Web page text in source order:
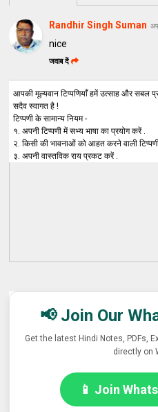
Randhir Singh Suman
nice
जवाब दें
आपकी मूल्यवान टिप्पणियाँ हमें उत्साह और सबल
सदैव स्वागत है !
टिप्पणी के सामान्य नियम -
१. अपनी टिप्पणी में सभ्य भाषा का प्रयोग करें .
२. किसी की भावनाओं को आहत करने वाली
३. अपनी वास्तविक राय प्रकट करें .
📢 Join Our
Get the latest Hindi Notes, PDFs,
directly on
📱 Join